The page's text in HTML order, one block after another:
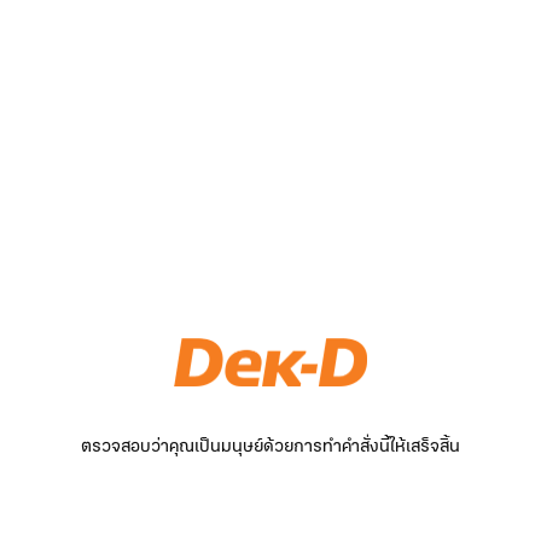
ตรวจสอบว่าคุณเป็นมนุษย์ด้วยการทำคำสั่งนี้ให้เสร็จสิ้น